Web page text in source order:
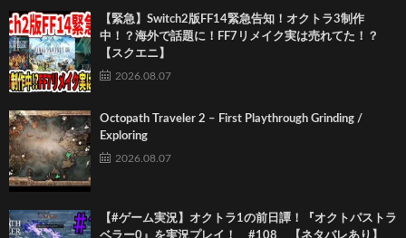
【緊急】Switch2版FF14緊急告知！オクトラ3制作
中！？海外で話題に！FF7リメイク実は売れてた！？
【スクエニ】
2026.08.07
Octopath Traveler 2 – First Playthrough Grinding /
Exploring
2026.08.07
【#ゲーム実況】オクトラ1の前日譚！『オクトパストラ